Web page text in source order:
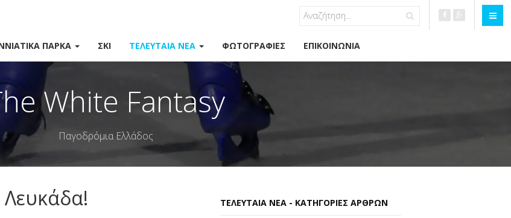
ΠΆΡΚΑ ΣΚΙ ΤΕΛΕΥΤΑΊΑ ΝΈΑ ΦΩΤΟΓΡΑΦΊΕΣ ΕΠΙΚΟΙΝΩΝΊΑ
White Fantasy
Παγοδρόμια Ελλάδος
ΤΕΛΕΥΤΑΊΑ ΝΈΑ - ΚΑΤΗΓΟΡΊΕΣ ΆΡΘΡΩΝ